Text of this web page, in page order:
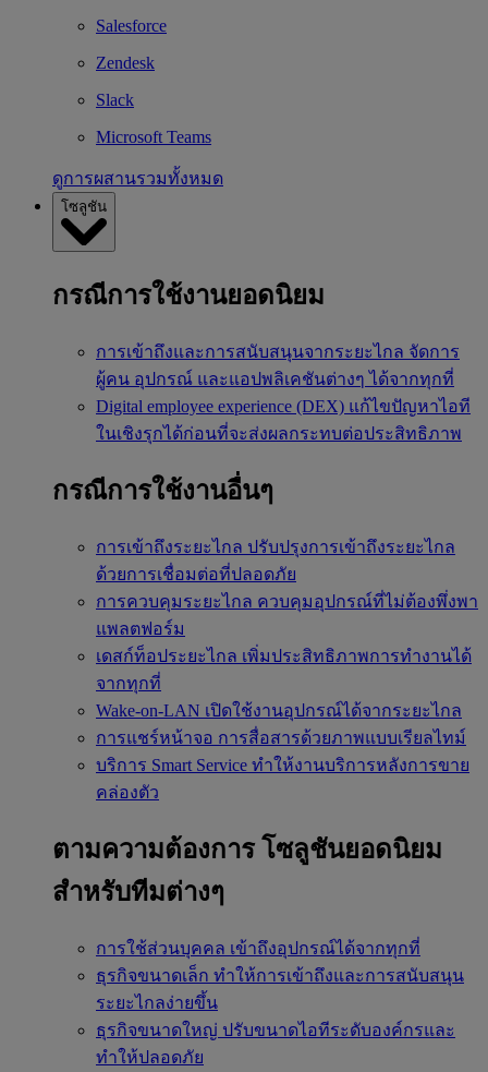
Salesforce
Zendesk
Slack
Microsoft Teams
ดูการผสานรวมทั้งหมด
โซลูชัน
กรณีการใช้งานยอดนิยม
การเข้าถึงและการสนับสนุนจากระยะไกล จัดการ
ผู้คน อุปกรณ์ และแอปพลิเคชันต่างๆ ได้จากทุกที่
Digital employee experience (DEX) แก้ไขปัญหาไอที
ในเชิงรุกได้ก่อนที่จะส่งผลกระทบต่อประสิทธิภาพ
กรณีการใช้งานอื่นๆ
การเข้าถึงระยะไกล ปรับปรุงการเข้าถึงระยะไกล
ด้วยการเชื่อมต่อที่ปลอดภัย
การควบคุมระยะไกล ควบคุมอุปกรณ์ที่ไม่ต้องพึ่งพา
แพลตฟอร์ม
เดสก์ท็อประยะไกล เพิ่มประสิทธิภาพการทำงานได้
จากทุกที่
Wake-on-LAN เปิดใช้งานอุปกรณ์ได้จากระยะไกล
การแชร์หน้าจอ การสื่อสารด้วยภาพแบบเรียลไทม์
บริการ Smart Service ทำให้งานบริการหลังการขาย
คล่องตัว
ตามความต้องการ โซลูชันยอดนิยม
สำหรับทีมต่างๆ
การใช้ส่วนบุคคล เข้าถึงอุปกรณ์ได้จากทุกที่
ธุรกิจขนาดเล็ก ทำให้การเข้าถึงและการสนับสนุน
ระยะไกลง่ายขึ้น
ธุรกิจขนาดใหญ่ ปรับขนาดไอทีระดับองค์กรและ
ทำให้ปลอดภัย